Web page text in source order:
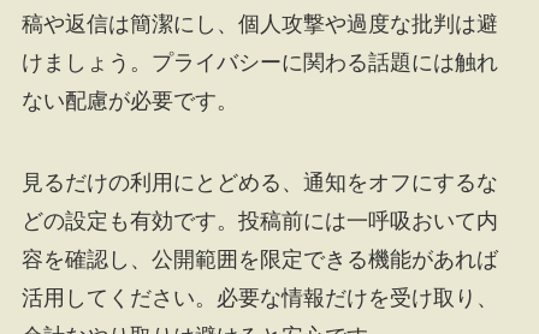
稿や返信は簡潔にし、個人攻撃や過度な批判は避
けましょう。プライバシーに関わる話題には触れ
ない配慮が必要です。
見るだけの利用にとどめる、通知をオフにするな
どの設定も有効です。投稿前には一呼吸おいて内
容を確認し、公開範囲を限定できる機能があれば
活用してください。必要な情報だけを受け取り、